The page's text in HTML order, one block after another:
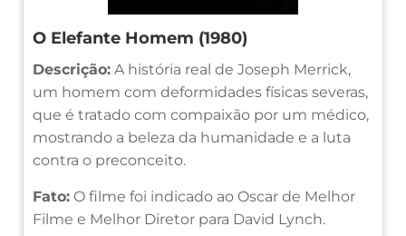
O Elefante Homem (1980)
Descrição: A história real de Joseph Merrick,
um homem com deformidades físicas severas,
que é tratado com compaixão por um médico,
mostrando a beleza da humanidade e a luta
contra o preconceito.
Fato: O filme foi indicado ao Oscar de Melhor
Filme e Melhor Diretor para David Lynch.